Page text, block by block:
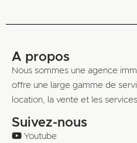
A propos
Nous sommes une agence
offre une large gamme de
location, la vente et les
Suivez-nous
Youtube